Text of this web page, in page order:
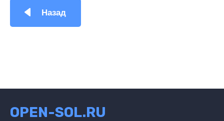
Назад
OPEN-SOL.RU